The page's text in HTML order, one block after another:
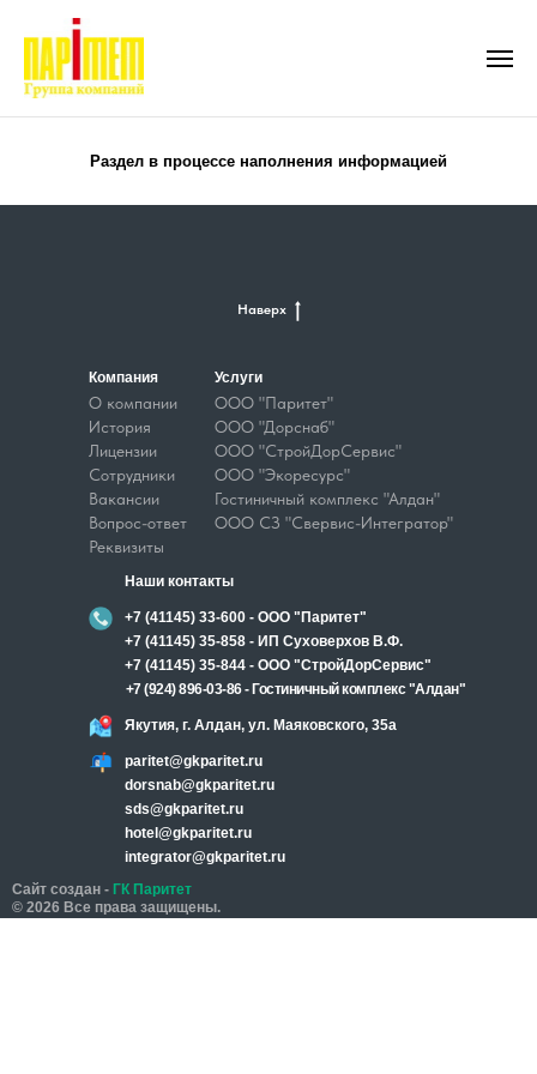
Раздел в процессе наполнения информацией
Наверх
© 2026 Все права защищены.
Сайт создан - ГК Паритет
О компании
История
Лицензии
Сотрудники
Вакансии
Вопрос-ответ
Реквизиты
Компания
ООО "Паритет"
ООО "Дорснаб"
ООО "СтройДорСервис"
ООО "Экоресурс"
Гостиничный комплекс "Алдан"
ООО СЗ "Свервис-Интегратор"
Услуги
Наши контакты
+7 (41145) 33-600 - ООО "Паритет"
+7 (41145) 35-858 - ИП Суховерхов В.Ф.
+7 (41145) 35-844 - ООО "СтройДорСервис"
+7 (924) 896-03-86 - Гостиничный комплекс "Алдан"
Якутия, г. Алдан, ул. Маяковского, 35а
paritet@gkparitet.ru
dorsnab@gkparitet.ru
sds@gkparitet.ru
hotel@gkparitet.ru
integrator@gkparitet.ru